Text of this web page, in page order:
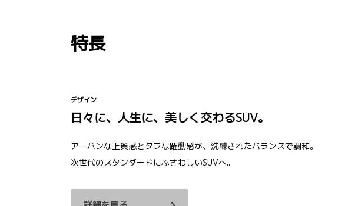
特長
デザイン
日々に、人生に、美しく交わるSUV。
アーバンな上質感とタフな躍動感が、洗練されたバランスで調和。
次世代のスタンダードにふさわしいSUVへ。